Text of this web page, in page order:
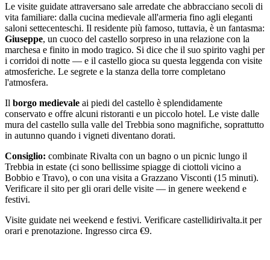
Le visite guidate attraversano sale arredate che abbracciano secoli di
vita familiare: dalla cucina medievale all'armeria fino agli eleganti
saloni settecenteschi. Il residente più famoso, tuttavia, è un fantasma:
Giuseppe, un cuoco del castello sorpreso in una relazione con la
marchesa e finito in modo tragico. Si dice che il suo spirito vaghi per
i corridoi di notte — e il castello gioca su questa leggenda con visite
atmosferiche. Le segrete e la stanza della torre completano
l'atmosfera.
Il borgo medievale ai piedi del castello è splendidamente
conservato e offre alcuni ristoranti e un piccolo hotel. Le viste dalle
mura del castello sulla valle del Trebbia sono magnifiche, soprattutto
in autunno quando i vigneti diventano dorati.
Consiglio: combinate Rivalta con un bagno o un picnic lungo il
Trebbia in estate (ci sono bellissime spiagge di ciottoli vicino a
Bobbio e Travo), o con una visita a Grazzano Visconti (15 minuti).
Verificare il sito per gli orari delle visite — in genere weekend e
festivi.
Visite guidate nei weekend e festivi. Verificare castellidirivalta.it per
orari e prenotazione. Ingresso circa €9.